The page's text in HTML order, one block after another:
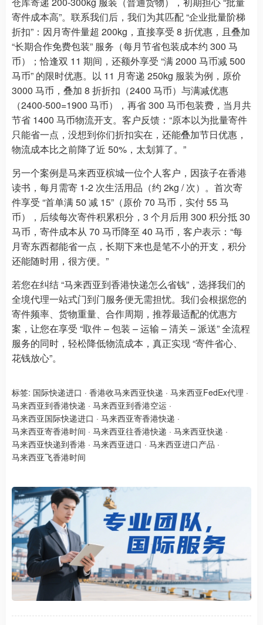
寄件成本高”。联系我们后，我们为其匹配 “企业批量阶梯
折扣”：因月寄件量超 200kg，直接享受 8 折优惠，且叠加
“长期合作免费包装” 服务（每月节省包装成本约 300 马
币）；恰逢双 11 期间，还额外享受 “满 2000 马币减 500
马币” 的限时优惠。以 11 月寄递 250kg 服装为例，原价
3000 马币，叠加 8 折折扣（2400 马币）与满减优惠
（2400-500=1900 马币），再省 300 马币包装费，当月共
节省 1400 马币物流开支。客户反馈：“原本以为批量寄件
只能省一点，没想到你们折扣实在，还能叠加节日优惠，
物流成本比之前降了近 50%，太划算了。”
另一个案例是马来西亚槟城一位个人客户，因孩子在香港
读书，每月需寄 1-2 次生活用品（约 2kg / 次）。首次寄
件享受 “首单满 50 减 15”（原价 70 马币，实付 55 马
币），后续每次寄件积累积分，3 个月后用 300 积分抵 30
马币，寄件成本从 70 马币降至 40 马币，客户表示：“每
月寄东西都能省一点，长期下来也是笔不小的开支，积分
还能随时用，很方便。”
若您在纠结 “马来西亚到香港快递怎么省钱”，选择我们的
全境代理一站式门到门服务便无需担忧。我们会根据您的
寄件频率、货物重量、合作周期，推荐最适配的优惠方
案，让您在享受 “取件 – 包装 – 运输 – 清关 – 派送” 全流程
服务的同时，轻松降低物流成本，真正实现 “寄件省心、
花钱放心”。
标签: 国际快递进口 · 香港收马来西亚快递 · 马来西亚FedEx代理 ·
马来西亚到香港快递 · 马来西亚到香港空运 ·
马来西亚国际快递进口 · 马来西亚寄香港快递 ·
马来西亚寄香港时间 · 马来西亚往香港快递 · 马来西亚快递 ·
马来西亚快递到香港 · 马来西亚进口 · 马来西亚进口产品 ·
马来西亚飞香港时间